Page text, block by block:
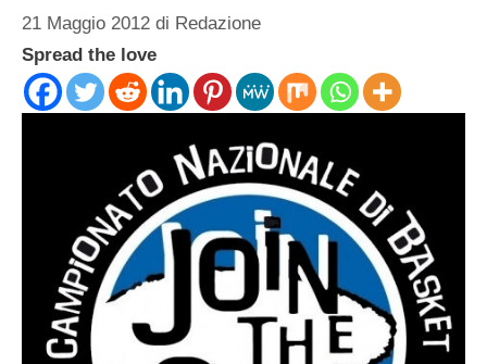
21 Maggio 2012 di Redazione
Spread the love